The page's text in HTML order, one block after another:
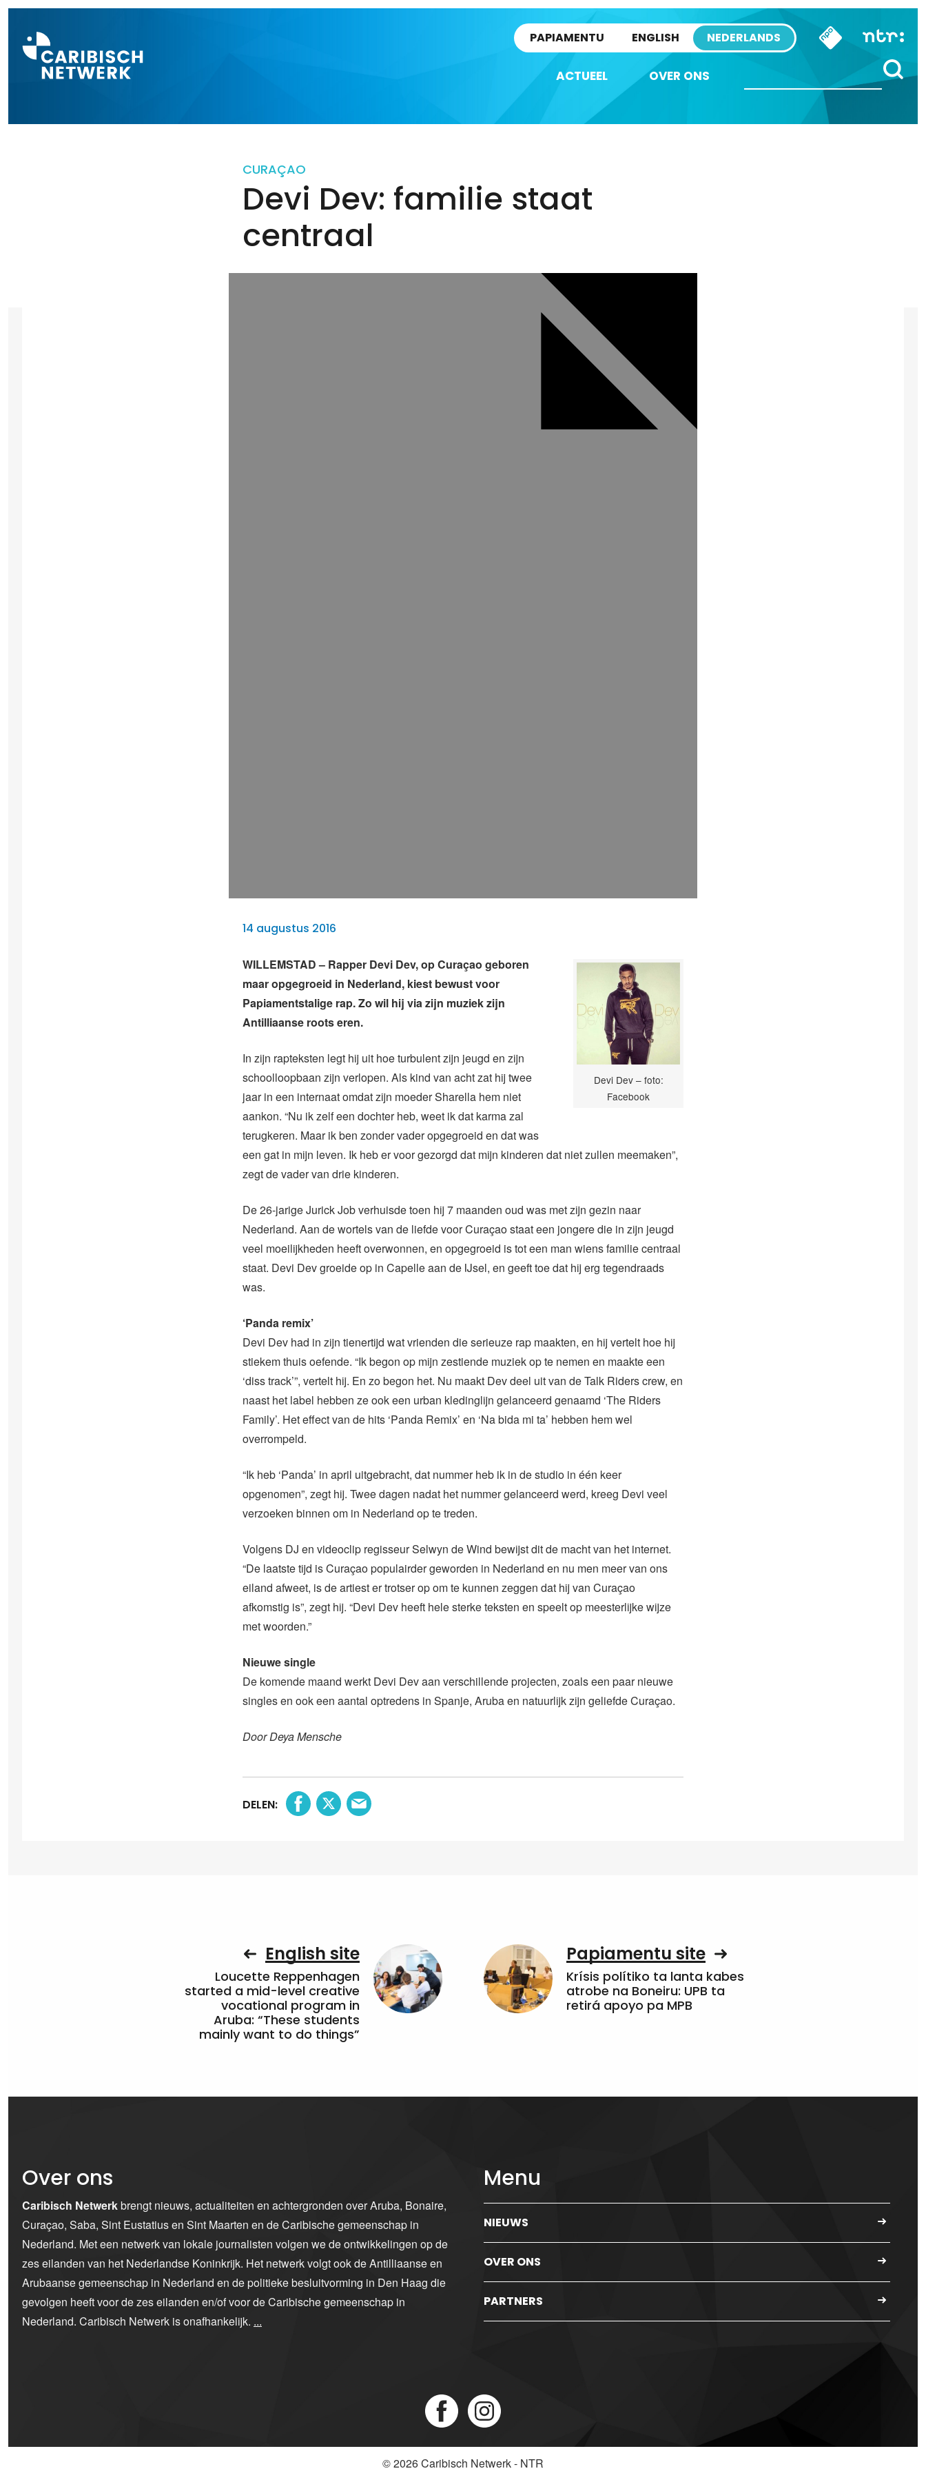
PAPIAMENTU ENGLISH NEDERLANDS
ACTUEEL OVER ONS
CURAÇAO
Devi Dev: familie staat
centraal
14 augustus 2016
Devi Dev – foto:
Facebook
WILLEMSTAD – Rapper Devi Dev, op Curaçao geboren
maar opgegroeid in Nederland, kiest bewust voor
Papiamentstalige rap. Zo wil hij via zijn muziek zijn
Antilliaanse roots eren.
In zijn rapteksten legt hij uit hoe turbulent zijn jeugd en zijn
schoolloopbaan zijn verlopen. Als kind van acht zat hij twee
jaar in een internaat omdat zijn moeder Sharella hem niet
aankon. “Nu ik zelf een dochter heb, weet ik dat karma zal
terugkeren. Maar ik ben zonder vader opgegroeid en dat was
een gat in mijn leven. Ik heb er voor gezorgd dat mijn kinderen dat niet zullen meemaken”,
zegt de vader van drie kinderen.
De 26-jarige Jurick Job verhuisde toen hij 7 maanden oud was met zijn gezin naar
Nederland. Aan de wortels van de liefde voor Curaçao staat een jongere die in zijn jeugd
veel moeilijkheden heeft overwonnen, en opgegroeid is tot een man wiens familie centraal
staat. Devi Dev groeide op in Capelle aan de IJsel, en geeft toe dat hij erg tegendraads
was.
‘Panda remix’
Devi Dev had in zijn tienertijd wat vrienden die serieuze rap maakten, en hij vertelt hoe hij
stiekem thuis oefende. “Ik begon op mijn zestiende muziek op te nemen en maakte een
‘diss track’”, vertelt hij. En zo begon het. Nu maakt Dev deel uit van de Talk Riders crew, en
naast het label hebben ze ook een urban kledinglijn gelanceerd genaamd ‘The Riders
Family’. Het effect van de hits ‘Panda Remix’ en ‘Na bida mi ta’ hebben hem wel
overrompeld.
“Ik heb ‘Panda’ in april uitgebracht, dat nummer heb ik in de studio in één keer
opgenomen”, zegt hij. Twee dagen nadat het nummer gelanceerd werd, kreeg Devi veel
verzoeken binnen om in Nederland op te treden.
Volgens DJ en videoclip regisseur Selwyn de Wind bewijst dit de macht van het internet.
“De laatste tijd is Curaçao populairder geworden in Nederland en nu men meer van ons
eiland afweet, is de artiest er trotser op om te kunnen zeggen dat hij van Curaçao
afkomstig is”, zegt hij. “Devi Dev heeft hele sterke teksten en speelt op meesterlijke wijze
met woorden.”
Nieuwe single
De komende maand werkt Devi Dev aan verschillende projecten, zoals een paar nieuwe
singles en ook een aantal optredens in Spanje, Aruba en natuurlijk zijn geliefde Curaçao.
Door Deya Mensche
DELEN:
English site
Loucette Reppenhagen
started a mid-level creative
vocational program in
Aruba: “These students
mainly want to do things”
Papiamentu site
Krísis polítiko ta lanta kabes
atrobe na Boneiru: UPB ta
retirá apoyo pa MPB
Over ons
Caribisch Netwerkbrengt nieuws, actualiteiten en achtergronden over Aruba, Bonaire,
Curaçao, Saba, Sint Eustatius en Sint Maarten en de Caribische gemeenschap in
Nederland. Met een netwerk van lokale journalisten volgen we de ontwikkelingen op de
zes eilanden van het Nederlandse Koninkrijk. Het netwerk volgt ook de Antilliaanse en
Arubaanse gemeenschap in Nederland en de politieke besluitvorming in Den Haag die
gevolgen heeft voor de zes eilanden en/of voor de Caribische gemeenschap in
Nederland. Caribisch Netwerk is onafhankelijk. ...
Menu
NIEUWS
OVER ONS
PARTNERS
© 2026Caribisch Netwerk - NTR